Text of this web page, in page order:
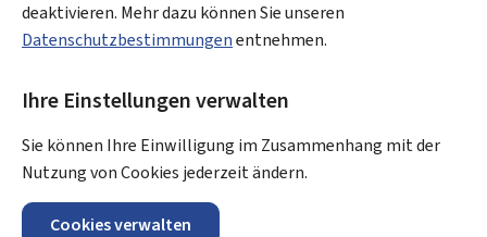
deaktivieren. Mehr dazu können Sie unseren
Datenschutzbestimmungenentnehmen.
Ihre Einstellungen verwalten
Sie können Ihre Einwilligung im Zusammenhang mit der
Nutzung von Cookies jederzeit ändern.
Cookies verwalten